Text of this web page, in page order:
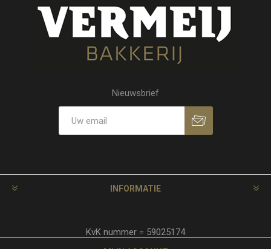
Nieuwsbrief
INFORMATIE
KvK nummer = 59025174